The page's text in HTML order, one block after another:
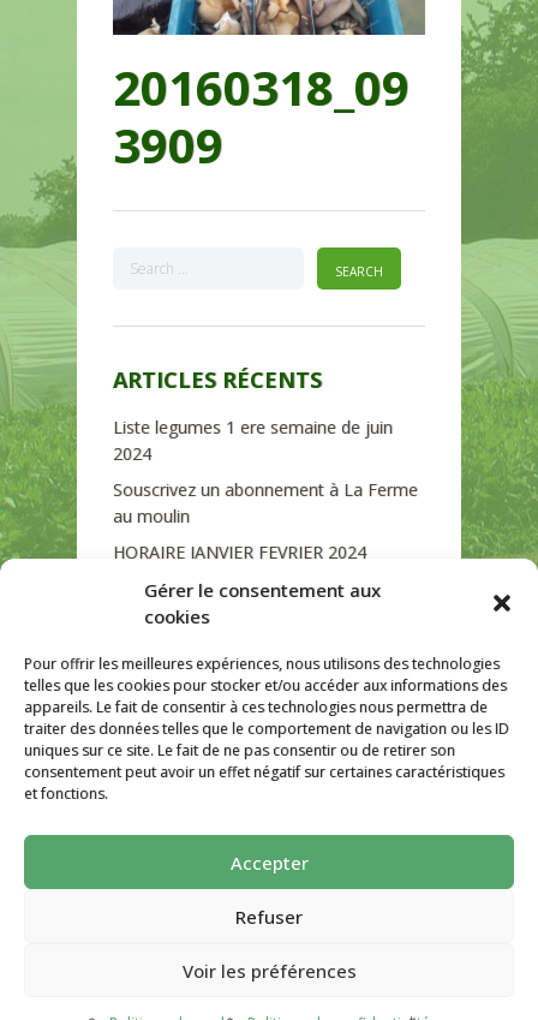
Gérer le consentement aux
cookies
Pour offrir les meilleures expériences, nous utilisons des technologies
telles que les cookies pour stocker et/ou accéder aux informations des
appareils. Le fait de consentir à ces technologies nous permettra de
traiter des données telles que le comportement de navigation ou les ID
uniques sur ce site. Le fait de ne pas consentir ou de retirer son
consentement peut avoir un effet négatif sur certaines caractéristiques
et fonctions.
Accepter
Refuser
Voir les préférences
20160318_09
3909
ARTICLES RÉCENTS
Liste legumes 1 ere semaine de juin
2024
Souscrivez un abonnement à La Ferme
au moulin
HORAIRE JANVIER FEVRIER 2024
Soutien de La Province de Liège
JOURNEE PORTES OUVERTES
CATÉGORIES
La ferme Au Moulin 2026 - Tous droits
réservés